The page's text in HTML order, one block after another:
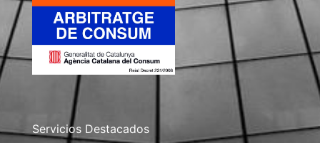
Servicios Destacados